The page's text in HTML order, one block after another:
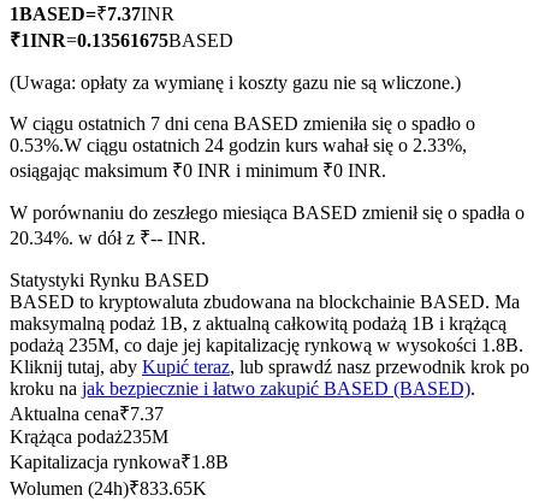
Kontrakty futures wykorzystujące USDC jako zabezpieczenie
Kopiowanie Transakcji
1BASED=₹7.37INR
₹1INR=0.13561675BASED
(Uwaga: opłaty za wymianę i koszty gazu nie są wliczone.)
W ciągu ostatnich 7 dni cena BASED zmieniła się o spadło o
0.53%.W ciągu ostatnich 24 godzin kurs wahał się o 2.33%,
osiągając maksimum ₹0 INR i minimum ₹0 INR.
W porównaniu do zeszłego miesiąca BASED zmienił się o spadła o
20.34%. w dół z ₹-- INR.
Statystyki Rynku BASED
BASED to kryptowaluta zbudowana na blockchainie BASED. Ma
maksymalną podaż 1B, z aktualną całkowitą podażą 1B i krążącą
podażą 235M, co daje jej kapitalizację rynkową w wysokości 1.8B.
Kliknij tutaj, aby Kupić teraz, lub sprawdź nasz przewodnik krok po
kroku na jak bezpiecznie i łatwo zakupić BASED (BASED).
Aktualna cena₹7.37
Krążąca podaż235M
Kapitalizacja rynkowa₹1.8B
Wolumen (24h)₹833.65K